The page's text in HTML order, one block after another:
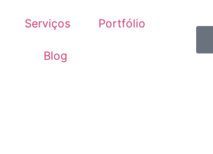
Serviços Portfólio
Blog